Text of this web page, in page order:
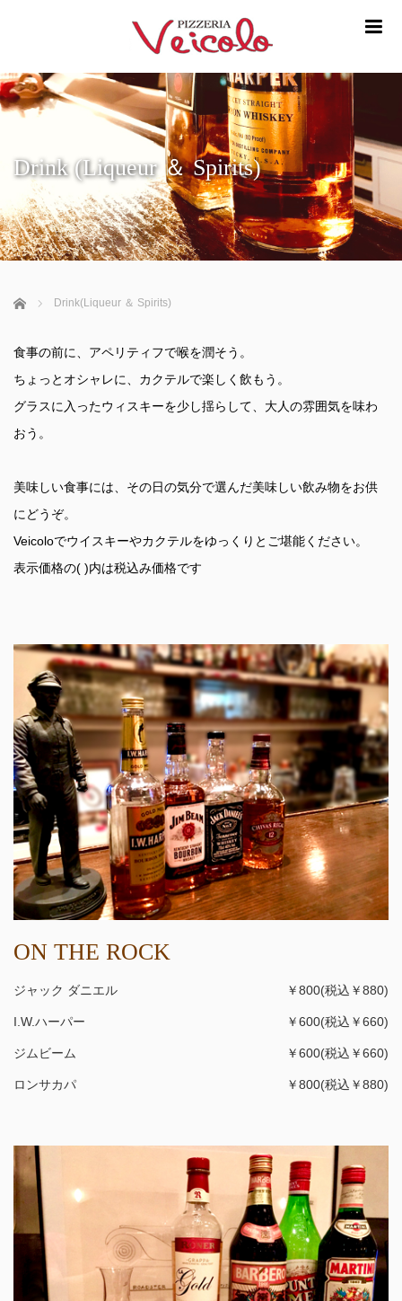
Drink (Liqueur ＆ Spirits)
ホーム Drink(Liqueur ＆ Spirits)
食事の前に、アペリティフで喉を潤そう。
ちょっとオシャレに、カクテルで楽しく飲もう。
グラスに入ったウィスキーを少し揺らして、大人の雰囲気を味わ
おう。
美味しい食事には、その日の気分で選んだ美味しい飲み物をお供
にどうぞ。
Veicoloでウイスキーやカクテルをゆっくりとご堪能ください。
表示価格の( )内は税込み価格です
ON THE ROCK
ジャック ダニエル ￥800(税込￥880)
I.W.ハーパー ￥600(税込￥660)
ジムビーム ￥600(税込￥660)
ロンサカパ ￥800(税込￥880)